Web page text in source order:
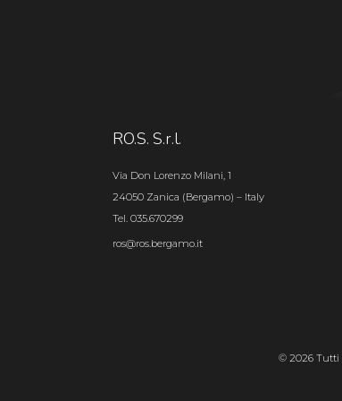
RO.S. S.r.l.
Via Don Lorenzo Milani, 1
24050 Zanica (Bergamo) – Italy
Tel. 035.670299
ros@ros.bergamo.it
© 2026 Tutti i